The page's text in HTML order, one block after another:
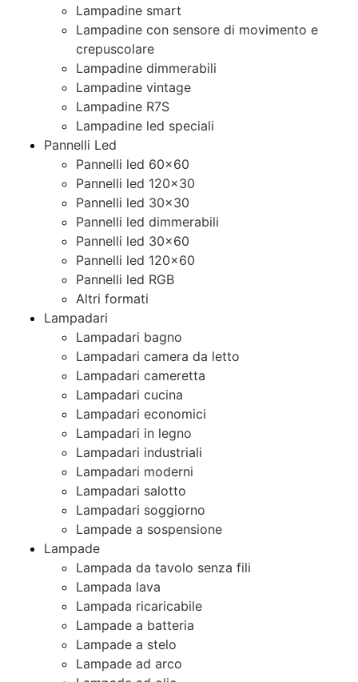
Lampadine smart
Lampadine con sensore di movimento e
crepuscolare
Lampadine dimmerabili
Lampadine vintage
Lampadine R7S
Lampadine led speciali
Pannelli Led
Pannelli led 60×60
Pannelli led 120×30
Pannelli led 30×30
Pannelli led dimmerabili
Pannelli led 30×60
Pannelli led 120×60
Pannelli led RGB
Altri formati
Lampadari
Lampadari bagno
Lampadari camera da letto
Lampadari cameretta
Lampadari cucina
Lampadari economici
Lampadari in legno
Lampadari industriali
Lampadari moderni
Lampadari salotto
Lampadari soggiorno
Lampade a sospensione
Lampade
Lampada da tavolo senza fili
Lampada lava
Lampada ricaricabile
Lampade a batteria
Lampade a stelo
Lampade ad arco